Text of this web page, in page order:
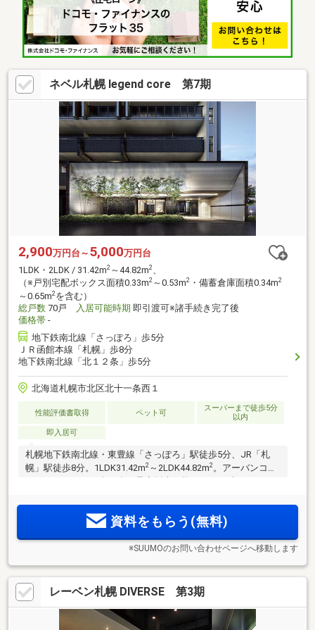
ネベル札幌 legend core 第7期
2,900万円台～ 5,000万円台
1LDK・2LDK / 31.42m2 ～44.82m2、
（※戸別宅配ボックス面積0.33m2 ～0.53m2 ・備蓄倉庫面積0.34m2
～0.65m2 を含む）
総戸数 70戸 入居可能時期 即引渡可※諸手続き完了後
価格帯 -
地下鉄南北線「さっぽろ」歩5分
ＪＲ函館本線「札幌」歩8分
地下鉄南北線「北１２条」歩5分
北海道札幌市北区北十一条西１
性能評価書取得 ペット可
スーパーまで徒歩5分
以内
即入居可
札幌地下鉄南北線・東豊線「さっぽろ」駅徒歩5分、JR「札
幌」駅徒歩8分。1LDK31.42m2 ～2LDK44.82m2。アーバンコン
資料をもらう(無料)
※SUUMOのお問い合わせページへ移動します
レーベン札幌 DIVERSE 第3期